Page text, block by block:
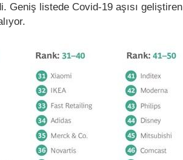
Geniş listede Covid-19 aşısı geliştiren